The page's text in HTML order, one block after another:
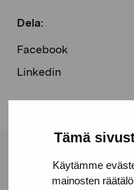
Tämä
Käytämme
mainosten
Dela:
Facebook
Linkedin
Stiftelsen